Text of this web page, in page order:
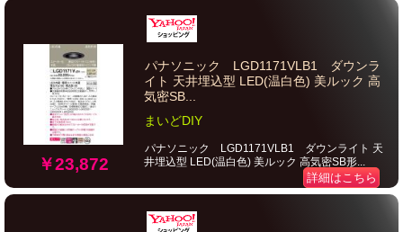
￥23,872
パナソニック LGD1171VLB1 ダウンラ
イト 天井埋込型 LED(温白色) 美ルック 高
気密SB...
まいどDIY
パナソニック LGD1171VLB1 ダウンライト 天
井埋込型 LED(温白色) 美ルック 高気密SB形...
詳細はこちら